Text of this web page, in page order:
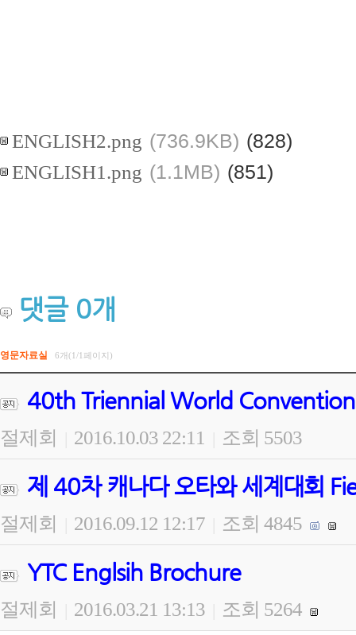
ENGLISH2.png (736.9KB) (828)
ENGLISH1.png (1.1MB) (851)
댓글 0개
영문자료실 6개(1/1페이지)
40th Triennial World Convention
절제회 2016.10.03 22:11 조회 5503
제 40차 캐나다 오타와 세계대회
절제회 2016.09.12 12:17 조회 4845
YTC Englsih Brochure
절제회 2016.03.21 13:13 조회 5264